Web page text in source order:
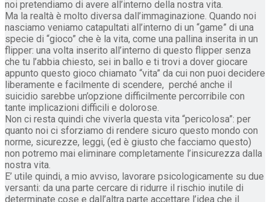
noi pretendiamo di avere all’interno della nostra vita.
Ma la realtà è molto diversa dall’immaginazione. Quando noi
nasciamo veniamo catapultati all’interno di un “game” di una
specie di “gioco” che è la vita, come una pallina inserita in un
flipper: una volta inserito all’interno di questo flipper senza
che tu l’abbia chiesto, sei in ballo e ti trovi a dover giocare
appunto questo gioco chiamato “vita” da cui non puoi decidere
liberamente e facilmente di scendere, perché anche il
suicidio sarebbe un’opzione difficilmente percorribile con
tante implicazioni difficili e dolorose.
Non ci resta quindi che viverla questa vita “pericolosa”: per
quanto noi ci sforziamo di rendere sicuro questo mondo con
norme, sicurezze, leggi, (ed è giusto che facciamo questo)
non potremo mai eliminare completamente l’insicurezza dalla
nostra vita.
E’ utile quindi, a mio avviso, lavorare psicologicamente su due
versanti: da una parte cercare di ridurre il rischio inutile di
determinate cose e dall’altra parte accettare l’idea che il